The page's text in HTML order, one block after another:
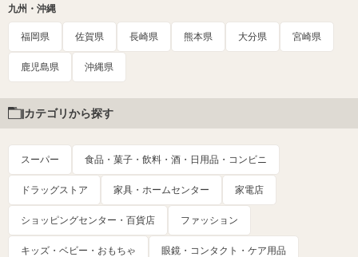
九州・沖縄
福岡県 佐賀県 長崎県 熊本県 大分県 宮崎県
鹿児島県 沖縄県
カテゴリから探す
スーパー 食品・菓子・飲料・酒・日用品・コンビニ
ドラッグストア 家具・ホームセンター 家電店
ショッピングセンター・百貨店 ファッション
キッズ・ベビー・おもちゃ 眼鏡・コンタクト・ケア用品